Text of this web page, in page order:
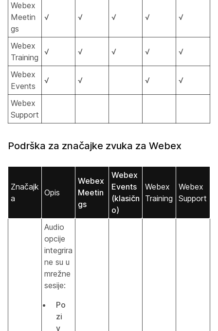
Webex
Meetin
gs
√ √ √ √ √
Webex
Training
√ √ √ √ √
Webex
Events
√ √ √ √
Webex
Support
Podrška za značajke zvuka za Webex
Značajk
a
Opis
Webex
Meetin
gs
Webex
Events
(klasičn
o)
Webex
Training
Webex
Support
Audio
opcije
integrira
ne su u
mrežne
sesije:
Po
zi
v